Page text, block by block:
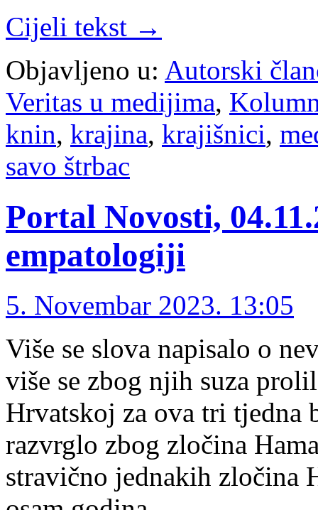
Cijeli tekst →
Objavljeno u: Autorski
Veritas u medijima,
knin, krajina, krajišnici,
savo štrbac
Portal Novosti,
empatologiji
5. Novembar 2023. 13:05
Više se slova napisalo o
više se zbog njih suza
Hrvatskoj za ova tri tjedna
razvrglo zbog zločina
stravično jednakih zločina